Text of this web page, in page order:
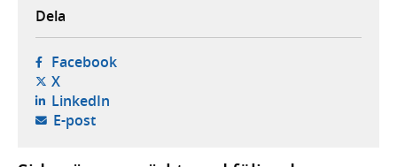
Dela
Facebook- öppnas i ny flik, extern webbplats,
X- öppnas i ny flik, extern webbplats,
LinkedIn- öppnas i ny flik, extern webbplats,
E-post- öppnar din e-postklient,